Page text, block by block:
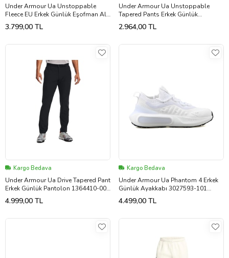
Under Armour Ua Unstoppable
Fleece EU Erkek Günlük Eşofman Altı
1389353-001 Siyah
3.799,00 TL
Under Armour Ua Unstoppable
Tapered Pants Erkek Günlük
Eşofman Altı 1352028-001 Siyah
2.964,00 TL
Kargo Bedava
Under Armour Ua Drive Tapered Pant
Erkek Günlük Pantolon 1364410-001
Siyah
4.999,00 TL
Kargo Bedava
Under Armour Ua Phantom 4 Erkek
Günlük Ayakkabı 3027593-101
Beyaz
4.499,00 TL